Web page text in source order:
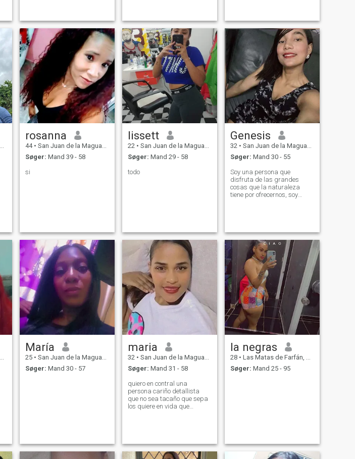
rosanna
44 • San Juan de la Maguana, San Juan, DR Dominikanske
Søger: Mand 39 - 58
si
lissett
22 • San Juan de la Maguana, San Juan, DR Dominikanske
Søger: Mand 29 - 58
todo
Genesis
32 • San Juan de la Maguana, San Juan, DR Dominikanske
Søger: Mand 30 - 55
Soy una persona que
disfruta de las grandes
cosas que la naturaleza
tiene por ofrecernos, soy
María
25 • San Juan de la Maguana, San Juan, DR Dominikanske
Søger: Mand 30 - 57
maria
32 • San Juan de la Maguana, San Juan, DR Dominikanske
Søger: Mand 31 - 58
quiero en contral una
persona cariño detallista
que no sea tacaño que sepa
los quiere en vida que
la negras
28 • Las Matas de Farfán, San Juan, DR Dominikanske
Søger: Mand 25 - 95